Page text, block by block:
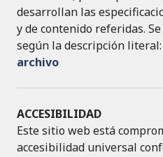
desarrollan las
y de contenido referidas.
según la descripción literal:
archivo
ACCESIBILIDAD
Este sitio web está
accesibilidad universal